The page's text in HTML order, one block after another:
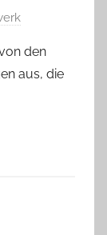
den
aus, die